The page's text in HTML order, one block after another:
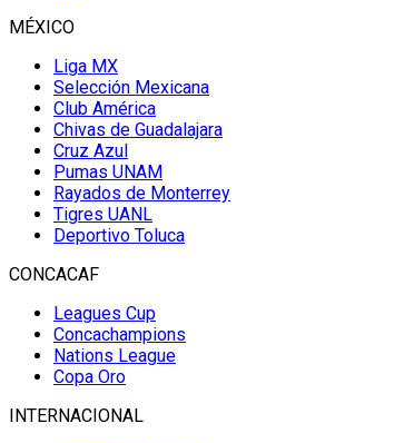
MÉXICO
Liga MX
Selección Mexicana
Club América
Chivas de Guadalajara
Cruz Azul
Pumas UNAM
Rayados de Monterrey
Tigres UANL
Deportivo Toluca
CONCACAF
Leagues Cup
Concachampions
Nations League
Copa Oro
INTERNACIONAL